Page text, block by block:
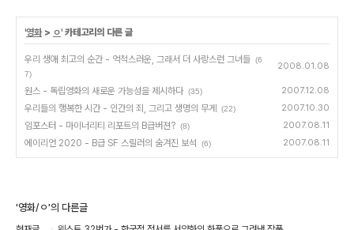
'영화> ㅇ' 카테고리의 다른 글
우리 생애 최고의 순간 - 억척스러운, 그래서 더 사랑스런 그녀들 (6
7)
2008.01.08
원스 - 독립영화의 새로운 가능성을 제시하다 (35) 2007.12.08
우리들의 행복한 시간 - 인간의 죄, 그리고 생명의 무게 (22) 2007.10.30
임포스터 - 마이너리티 리포트의 B급버젼? (8) 2007.08.11
에이리언 2020 - B급 SF 스릴러의 숨겨진 보석 (6) 2007.08.11
'영화/ㅇ'의 다른글